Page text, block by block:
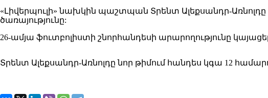
«Լիվերպուլի» նախկին պաշտպան Տրենտ Ալեքսանդր-
ծառայությունը:
26-ամյա ֆուտբոլիստի շնորհանդեսի արարողությունը
Տրենտ Ալեքսանդր-Առնոլդը նոր թիմում հանդես կգա 12